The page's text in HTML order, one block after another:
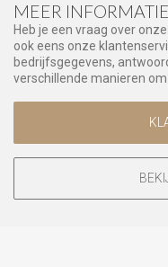
MEER INFORMATIE
Heb je een vraag over
ook eens onze
bedrijfsgegevens,
verschillende manieren